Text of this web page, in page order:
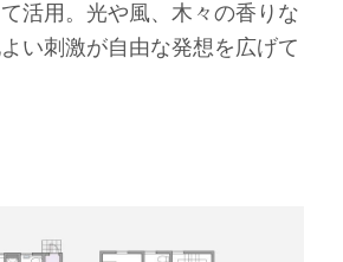
活用。光や風、木々の香りな
い刺激が自由な発想を広げて